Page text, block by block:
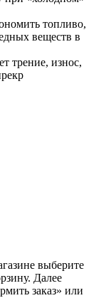
топливо,
веществ в
трение, износ,
выберите
Далее
заказ» или